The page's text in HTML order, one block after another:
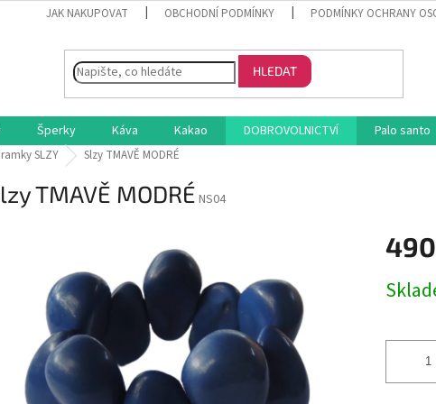
JAK NAKUPOVAT OBCHODNÍ PODMÍNKY PODMÍNKY OCHRANY
HLEDAT
Šperky Káva Kakao DOBROVOLNICTVÍ Palo santo
SLZY Slzy TMAVĚ MODRÉ
TMAVĚ MODRÉNS04
cena: